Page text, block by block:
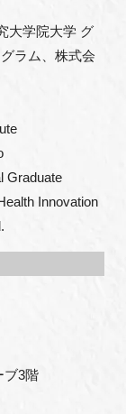
大学院大学 グ
ラム、株式会
Graduate
Innovation
ブ3階